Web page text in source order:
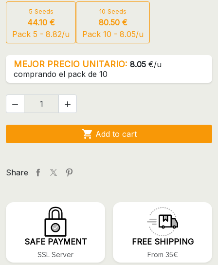
5 Seeds
44.10 €
Pack 5 - 8.82/u
10 Seeds
80.50 €
Pack 10 - 8.05/u
MEJOR PRECIO UNITARIO: 8.05 €/u
comprando el pack de 10
 
 Add to cart
Share
SAFE PAYMENT
SSL Server
FREE SHIPPING
From 35€